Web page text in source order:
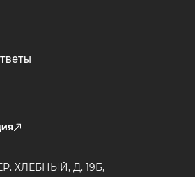
ХЛЕБНЫЙ, Д. 19Б,